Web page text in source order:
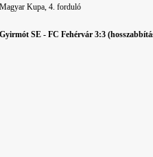
Magyar Kupa, 4. forduló
Gyirmót SE - FC Fehérvár 3:3